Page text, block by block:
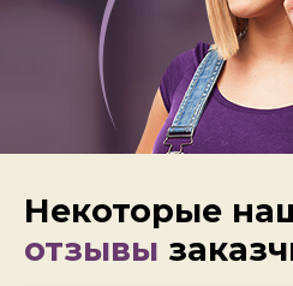
Некоторые
отзывы